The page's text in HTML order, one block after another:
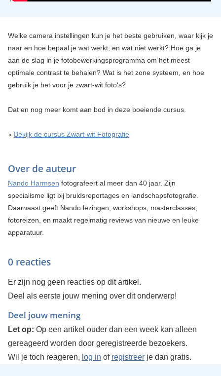
Welke camera instellingen kun je het beste gebruiken, waar kijk je
naar en hoe bepaal je wat werkt, en wat niet werkt? Hoe ga je
aan de slag in je fotobewerkingsprogramma om het meest
optimale contrast te behalen? Wat is het zone systeem, en hoe
gebruik je het voor je zwart-wit foto's?
Dat en nog meer komt aan bod in deze boeiende cursus.
» Bekijk de cursus Zwart-wit Fotografie
Over de auteur
Nando Harmsen fotografeert al meer dan 40 jaar. Zijn
specialisme ligt bij bruidsreportages en landschapsfotografie.
Daarnaast geeft Nando lezingen, workshops, masterclasses,
fotoreizen, en maakt regelmatig reviews van nieuwe en leuke
apparatuur.
0 reacties
Er zijn nog geen reacties op dit artikel.
Deel als eerste jouw mening over dit onderwerp!
Deel jouw mening
Let op: Op een artikel ouder dan een week kan alleen
gereageerd worden door geregistreerde bezoekers.
Wil je toch reageren, log in of registreerje dan gratis.